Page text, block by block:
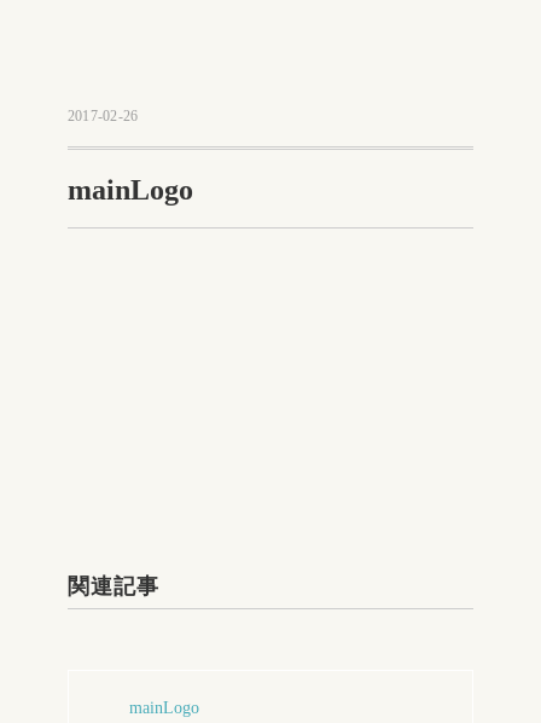
2017-02-26
mainLogo
関連記事
mainLogo